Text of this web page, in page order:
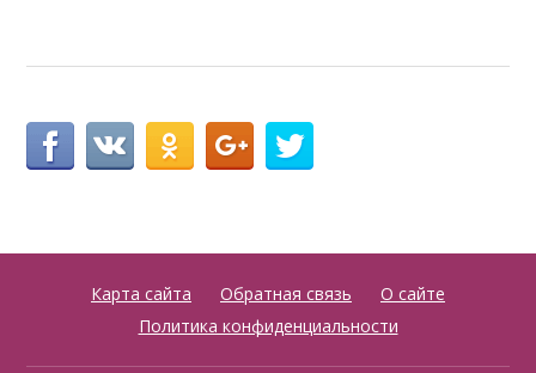
Карта сайта Обратная связь
О сайте
Политика конфиденциальности